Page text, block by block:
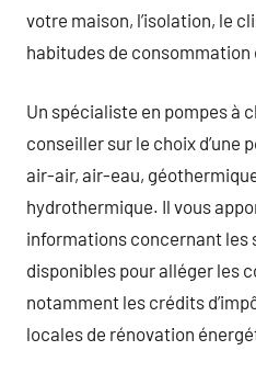
votre maison, l’isolation, le
habitudes de
Un spécialiste en pompes à
conseiller sur le choix d’une
air-air, air-eau,
hydrothermique. Il vous
informations concernant les
disponibles pour alléger les
notamment les crédits
locales de rénovation